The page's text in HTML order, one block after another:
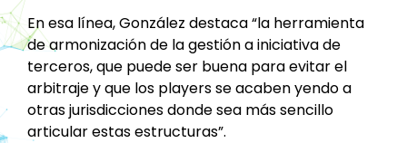
En esa línea, González destaca “la herramienta
de armonización de la gestión a iniciativa de
terceros, que puede ser buena para evitar el
arbitraje y que los players se acaben yendo a
otras jurisdicciones donde sea más sencillo
articular estas estructuras”.